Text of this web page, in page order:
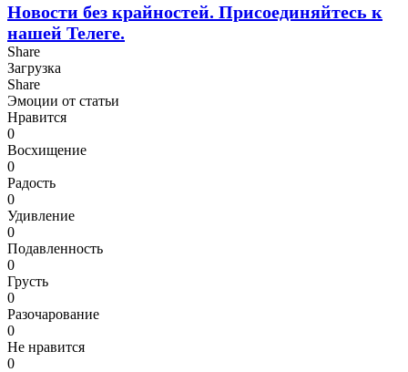
Новости без крайностей. Присоединяйтесь к
нашей Телеге.
Share
Загрузка
Share
Эмоции от статьи
Нравится
0
Восхищение
0
Радость
0
Удивление
0
Подавленность
0
Грусть
0
Разочарование
0
Не нравится
0